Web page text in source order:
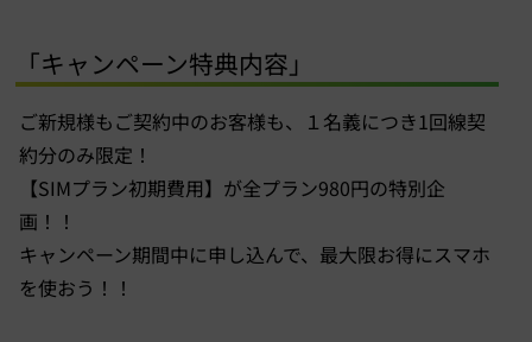
「キャンペーン特典内容」
ご新規様もご契約中のお客様も、１名義につき1回線契
約分のみ限定！
【SIMプラン初期費用】が全プラン980円の特別企
画！！
キャンペーン期間中に申し込んで、最大限お得にスマホ
を使おう！！